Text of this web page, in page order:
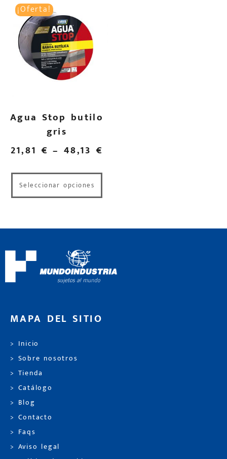
¡Oferta!
Agua Stop butilo
gris
21,81 € –48,13 €
Seleccionar opciones
MAPA DEL SITIO
> Inicio
> Sobre nosotros
> Tienda
> Catálogo
> Blog
> Contacto
> Faqs
> Aviso legal